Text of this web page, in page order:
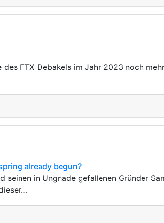
FTX-Debakels im Jahr 2023 noch
already begun?
seinen in Ungnade gefallenen Gründer